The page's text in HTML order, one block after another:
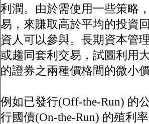
利潤。由於需使用一些策略
易，來賺取高於平均的投資
資人可以參與。長期資本管
或趨同套利交易，試圖利用
的證券之兩種價格間的微小
例如已發行(Off-the-Run) 的
行國債(On-the-Run) 的殖利